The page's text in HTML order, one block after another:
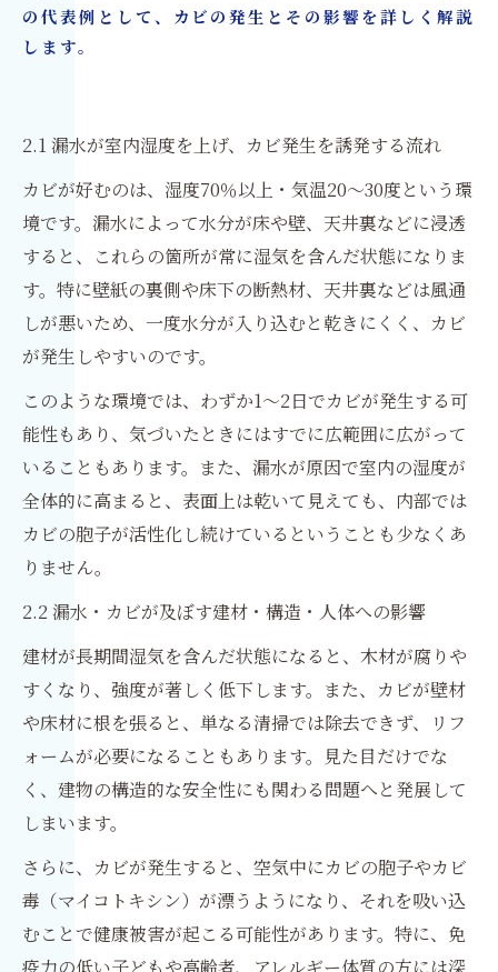
の代表例として、カビの発生とその影響を詳しく解説
します。
2.1 漏水が室内湿度を上げ、カビ発生を誘発する流れ
カビが好むのは、湿度70％以上・気温20〜30度という環
境です。漏水によって水分が床や壁、天井裏などに浸透
すると、これらの箇所が常に湿気を含んだ状態になりま
す。特に壁紙の裏側や床下の断熱材、天井裏などは風通
しが悪いため、一度水分が入り込むと乾きにくく、カビ
が発生しやすいのです。
このような環境では、わずか1〜2日でカビが発生する可
能性もあり、気づいたときにはすでに広範囲に広がって
いることもあります。また、漏水が原因で室内の湿度が
全体的に高まると、表面上は乾いて見えても、内部では
カビの胞子が活性化し続けているということも少なくあ
りません。
2.2 漏水・カビが及ぼす建材・構造・人体への影響
建材が長期間湿気を含んだ状態になると、木材が腐りや
すくなり、強度が著しく低下します。また、カビが壁材
や床材に根を張ると、単なる清掃では除去できず、リフ
ォームが必要になることもあります。見た目だけでな
く、建物の構造的な安全性にも関わる問題へと発展して
しまいます。
さらに、カビが発生すると、空気中にカビの胞子やカビ
毒（マイコトキシン）が漂うようになり、それを吸い込
むことで健康被害が起こる可能性があります。特に、免
疫力の低い子どもや高齢者、アレルギー体質の方には深